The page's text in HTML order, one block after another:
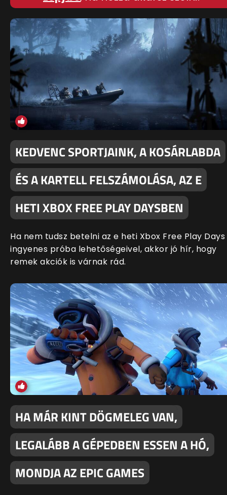
KEDVENC SPORTJAINK, A KOSÁRLABDA
ÉS A KARTELL FELSZÁMOLÁSA, AZ E
HETI XBOX FREE PLAY DAYSBEN
Ha nem tudsz betelni az e heti Xbox Free Play Days
ingyenes próba lehetőségeivel, akkor jó hír, hogy
remek akciók is várnak rád.
HA MÁR KINT DÖGMELEG VAN,
LEGALÁBB A GÉPEDBEN ESSEN A HÓ,
MONDJA AZ EPIC GAMES